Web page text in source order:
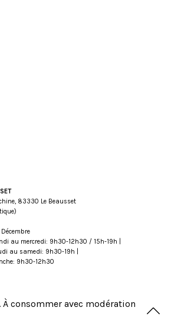
83330 Le Beausset
au mercredi: 9h30-12h30 / 15h-19h |
au samedi: 9h30-19h |
9h30-12h30
consommer avec modération